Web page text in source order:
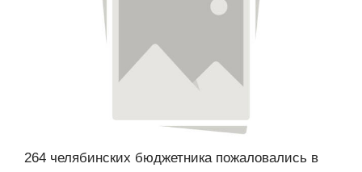
264 челябинских бюджетника пожаловались в